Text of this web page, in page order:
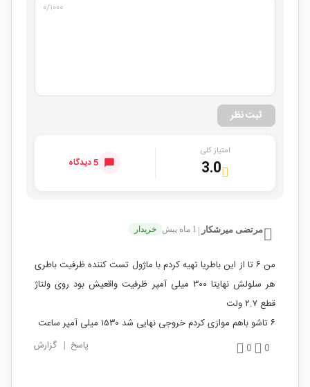
۰/۱۰۰۰
ثبت نظر
امتیاز کلی
3.0 5 دیدگاه
مرتضی میرشکار 1 ماه پیش خریدار
من ۶ تا از این باطریا تهیه کردم با ماژول تست کننده ظرفیت باطری
هر سلولش نهایتا ۳۰۰ میلی آمپر ظرفیت واقعیش بود روی ولتاژ
قطع ۲.۷ ولت
۶ تاشو باهم موازی کردم خروجی نهایی شد ۱۵۳۰ میلی آمپر ساعت
0
0 پاسخ | گزارش